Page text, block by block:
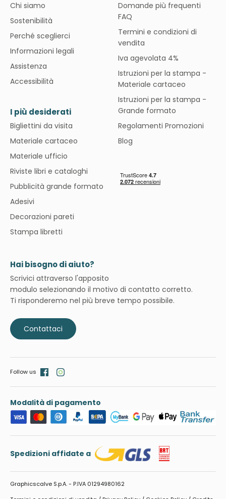
Chi siamo
Sostenibilità
Perché sceglierci
Informazioni legali
Assistenza
Accessibilità
Domande più frequenti
FAQ
Termini e condizioni di
vendita
Iva agevolata 4%
Istruzioni per la stampa -
Materiale cartaceo
Istruzioni per la stampa -
Grande formato
Regolamenti Promozioni
Blog
I più desiderati
Bigliettini da visita
Materiale cartaceo
Materiale ufficio
Riviste libri e cataloghi
Pubblicità grande formato
Adesivi
Decorazioni pareti
Stampa libretti
Hai bisogno di aiuto?
Scrivici attraverso l'apposito
modulo selezionando il motivo di contatto corretto.
Ti risponderemo nel più breve tempo possibile.
Contattaci
Modalità di pagamento
Spedizioni affidate a
Graphicscalve S.p.A. - P.IVA 01294980162
Follow us